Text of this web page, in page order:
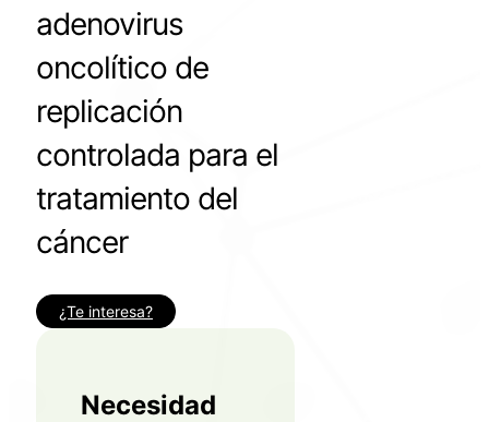
adenovirus
oncolítico de
replicación
controlada para el
tratamiento del
cáncer
¿Te interesa?
Necesidad